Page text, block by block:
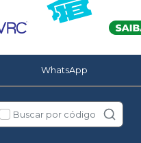
WhatsApp
Buscar por código